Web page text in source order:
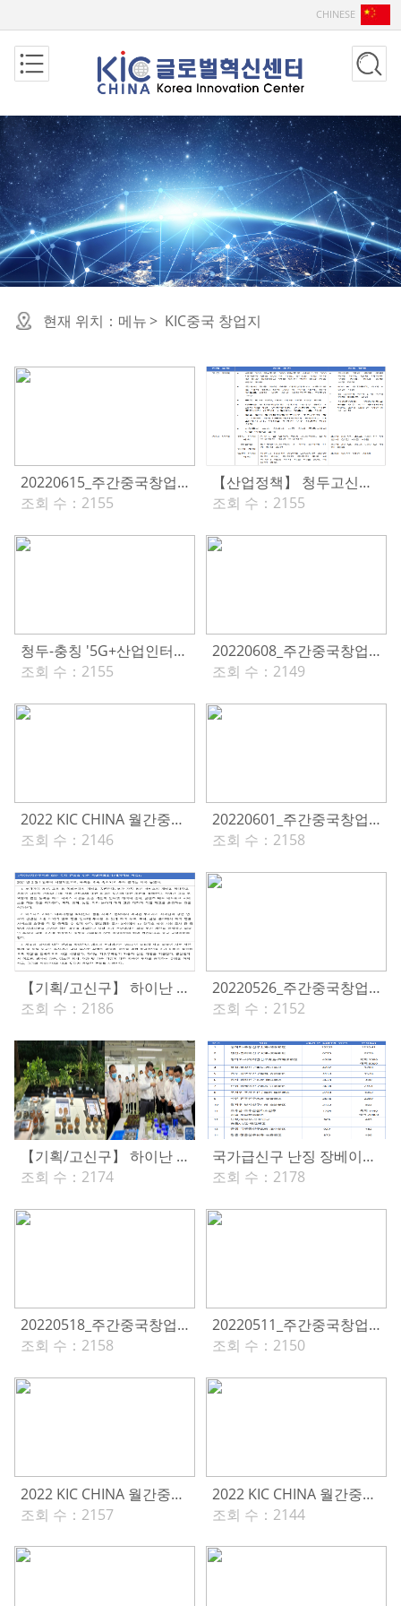
CHINESE
현재 위치： 메뉴> KIC중국 창업지
20220615_주간중국창업(283호)
조회 수： 2155
【산업정책】 청두고신고 인재 유치 정책
조회 수： 2155
청두-충칭 '5G+산업인터넷' 프로젝트 20개 수립
조회 수： 2155
20220608_주간중국창업(282호)
조회 수： 2149
2022 KIC CHINA 월간중국창업(6월호)
조회 수： 2146
20220601_주간중국창업(281호)
조회 수： 2158
【기획/고신구】 하이난 경제개발Ⅱ
조회 수： 2186
20220526_주간중국창업(280호)
조회 수： 2152
【기획/고신구】 하이난 경제개발Ⅰ
조회 수： 2174
국가급신구 난징 장베이신구
조회 수： 2178
20220518_주간중국창업(279호)
조회 수： 2158
20220511_주간중국창업(278호)
조회 수： 2150
2022 KIC CHINA 월간중국창업(5월호)
조회 수： 2157
2022 KIC CHINA 월간중국창업(4월호)
조회 수： 2144